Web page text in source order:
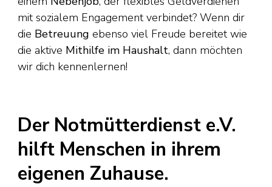
mit sozialem Engagement verbindet? Wenn dir
die Betreuung ebenso viel Freude bereitet wie
die aktive Mithilfe im Haushalt, dann möchten
wir dich kennenlernen!
Der Notmütterdienst e.V.
hilft Menschen in ihrem
eigenen Zuhause.